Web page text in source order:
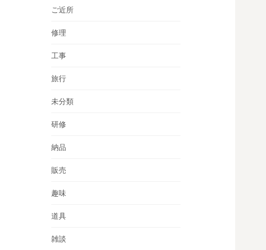
ご近所
修理
工事
旅行
未分類
研修
納品
販売
趣味
道具
雑談